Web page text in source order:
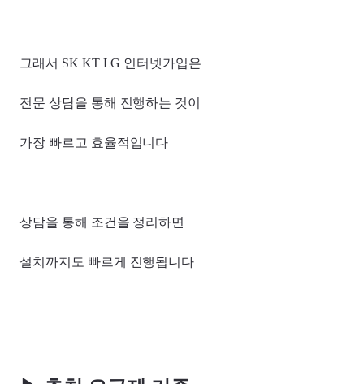
그래서 SK KT LG 인터넷가입은
전문 상담을 통해 진행하는 것이
가장 빠르고 효율적입니다
상담을 통해 조건을 정리하면
설치까지도 빠르게 진행됩니다